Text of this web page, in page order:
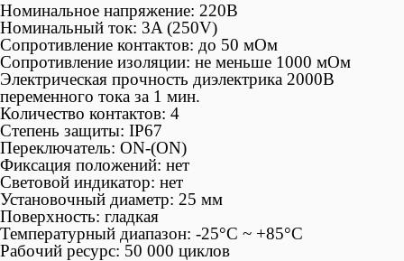
Номинальное напряжение: 220В
Номинальный ток: 3A (250V)
Сопротивление контактов: до 50 мОм
Сопротивление изоляции: не меньше 1000 мОм
Электрическая прочность диэлектрика 2000В
переменного тока за 1 мин.
Количество контактов: 4
Степень защиты: IP67
Переключатель: ON-(ON)
Фиксация положений: нет
Световой индикатор: нет
Установочный диаметр: 25 мм
Поверхность: гладкая
Температурный диапазон: -25°С ~ +85°C
Рабочий ресурс: 50 000 циклов